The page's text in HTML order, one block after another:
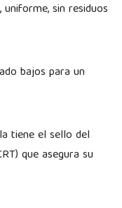
sin residuos
bajos para un
tiene el sello del
que asegura su